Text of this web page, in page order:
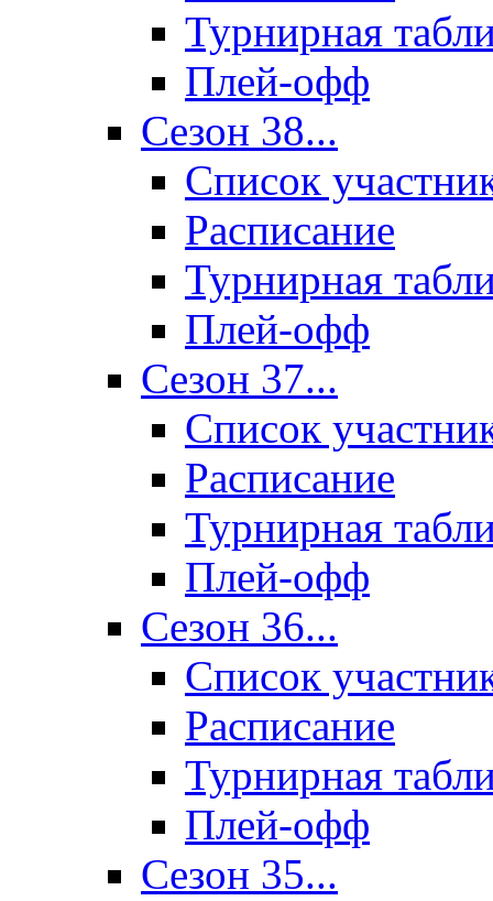
Турнирная
Плей-офф
Сезон 38...
Список
Расписание
Турнирная
Плей-офф
Сезон 37...
Список
Расписание
Турнирная
Плей-офф
Сезон 36...
Список
Расписание
Турнирная
Плей-офф
Сезон 35...